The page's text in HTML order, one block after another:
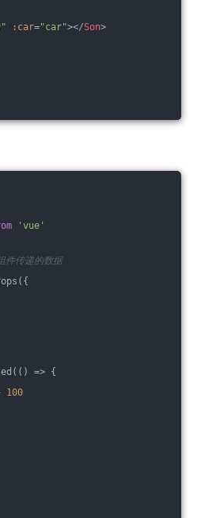
:car="car"></Son>
'vue'
传递的数据
() => {
100